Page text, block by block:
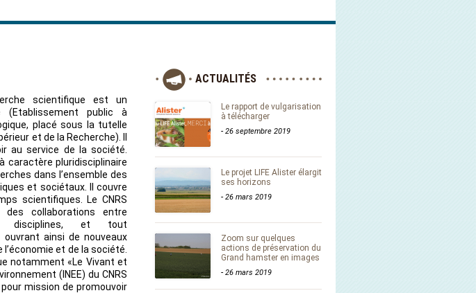
scientifique est un
(Etablissement public à
placé sous la tutelle
et de la Recherche). Il
au service de la société.
caractère pluridisciplinaire
dans l’ensemble des
et sociétaux. Il couvre
scientifiques. Le CNRS
des collaborations entre
disciplines, et tout
ouvrant ainsi de nouveaux
et de la société.
notamment «Le Vivant et
(INEE) du CNRS
mission de promouvoir
ACTUALITÉS
Le rapport de vulgarisation
à télécharger
- 26 septembre 2019
Le projet LIFE Alister élargit
ses horizons
- 26 mars 2019
Zoom sur quelques
actions de préservation du
Grand hamster en images
- 26 mars 2019